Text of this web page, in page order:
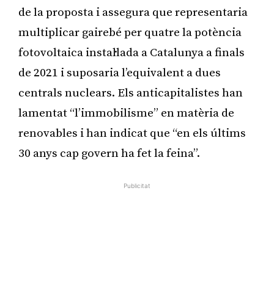
de la proposta i assegura que representaria
multiplicar gairebé per quatre la potència
fotovoltaica instal·lada a Catalunya a finals
de 2021 i suposaria l’equivalent a dues
centrals nuclears. Els anticapitalistes han
lamentat “l’immobilisme” en matèria de
renovables i han indicat que “en els últims
30 anys cap govern ha fet la feina”.
Publicitat